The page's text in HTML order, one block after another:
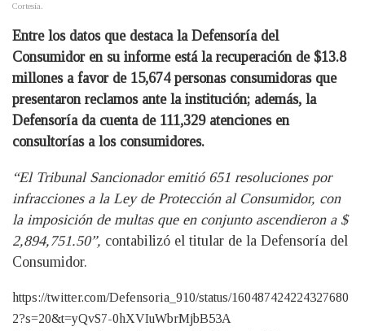
Cortesía.
Entre los datos que destaca la Defensoría del
Consumidor en su informe está la recuperación de $13.8
millones a favor de 15,674 personas consumidoras que
presentaron reclamos ante la institución; además, la
Defensoría da cuenta de 111,329 atenciones en
consultorías a los consumidores.
“El Tribunal Sancionador emitió 651 resoluciones por
infracciones a la Ley de Protección al Consumidor, con
la imposición de multas que en conjunto ascendieron a $
2,894,751.50”, contabilizó el titular de la Defensoría del
Consumidor.
https://twitter.com/Defensoria_910/status/160487424224327680
2?s=20&t=yQvS7-0hXVIuWbrMjbB53A